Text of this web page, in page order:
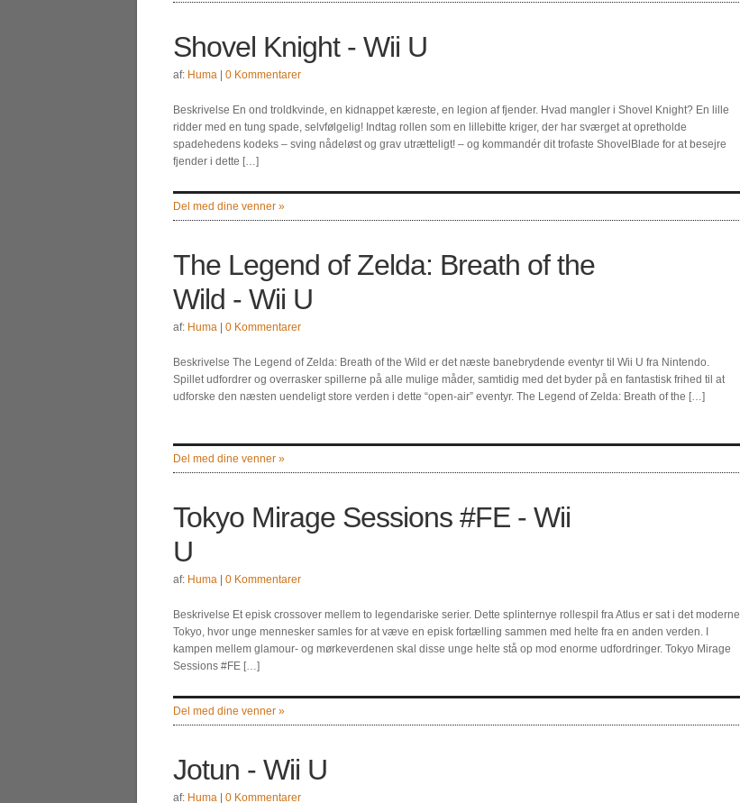
Shovel Knight - Wii U
af: Huma 0 Kommentarer
Beskrivelse En ond troldkvinde, en kidnappet kæreste, en legion af fjender. Hvad mangler i Shovel Knight? En lille
ridder med en tung spade, selvfølgelig! Indtag rollen som en lillebitte kriger, der har sværget at opretholde
spadehedens kodeks – sving nådeløst og grav utrætteligt! – og kommandér dit trofaste ShovelBlade for at besejre
fjender i dette […]
Del med dine venner »
The Legend of Zelda: Breath of the
Wild - Wii U
af: Huma 0 Kommentarer
Beskrivelse The Legend of Zelda: Breath of the Wild er det næste banebrydende eventyr til Wii U fra Nintendo.
Spillet udfordrer og overrasker spillerne på alle mulige måder, samtidig med det byder på en fantastisk frihed til at
udforske den næsten uendeligt store verden i dette “open-air” eventyr. The Legend of Zelda: Breath of the […]
Del med dine venner »
Tokyo Mirage Sessions #FE - Wii
U
af: Huma 0 Kommentarer
Beskrivelse Et episk crossover mellem to legendariske serier. Dette splinternye rollespil fra Atlus er sat i det moderne
Tokyo, hvor unge mennesker samles for at væve en episk fortælling sammen med helte fra en anden verden. I
kampen mellem glamour- og mørkeverdenen skal disse unge helte stå op mod enorme udfordringer. Tokyo Mirage
Sessions #FE […]
Del med dine venner »
Jotun - Wii U
af: Huma 0 Kommentarer